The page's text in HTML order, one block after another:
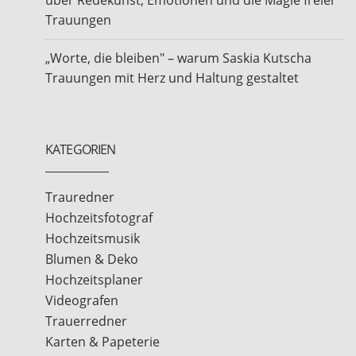
Trauungen
„Worte, die bleiben" – warum Saskia Kutscha
Trauungen mit Herz und Haltung gestaltet
KATEGORIEN
Trauredner
Hochzeitsfotograf
Hochzeitsmusik
Blumen & Deko
Hochzeitsplaner
Videografen
Trauerredner
Karten & Papeterie